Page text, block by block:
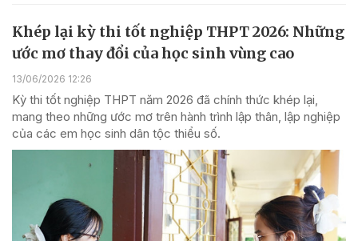
Khép lại kỳ thi tốt nghiệp THPT 2026: Những
ước mơ thay đổi của học sinh vùng cao
13/06/2026 12:26
Kỳ thi tốt nghiệp THPT năm 2026 đã chính thức khép lại,
mang theo những ước mơ trên hành trình lập thân, lập nghiệp
của các em học sinh dân tộc thiểu số.